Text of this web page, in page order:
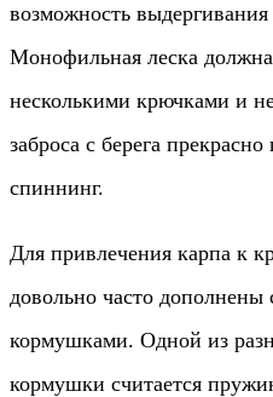
возможность
Монофильная леска
несколькими крючками и
заброса с берега
спиннинг.
Для привлечения карпа к
довольно часто
кормушками. Одной из
кормушки считается